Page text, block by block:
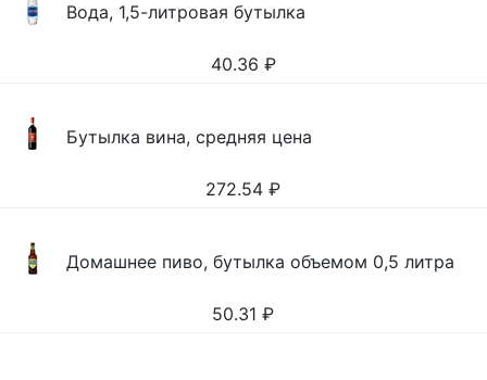
Вода, 1,5-литровая бутылка
40.36 ₽
Бутылка вина, средняя цена
272.54 ₽
Домашнее пиво, бутылка объемом 0,5 литра
50.31 ₽